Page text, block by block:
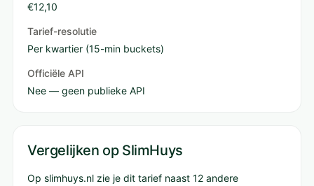
€12,10
Tarief-resolutie
Per kwartier (15-min buckets)
Officiële API
Nee — geen publieke API
Vergelijken op SlimHuys
Op slimhuys.nl zie je dit tarief naast 12 andere